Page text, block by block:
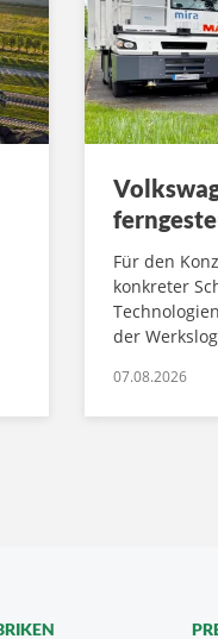
Für den
konkreter
der
07.08.2026